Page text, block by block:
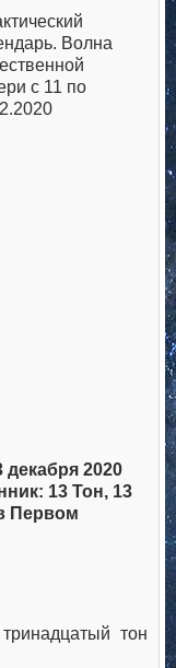
Волна
с 11 по
декабря 2020
13 Тон, 13
Первом
тон